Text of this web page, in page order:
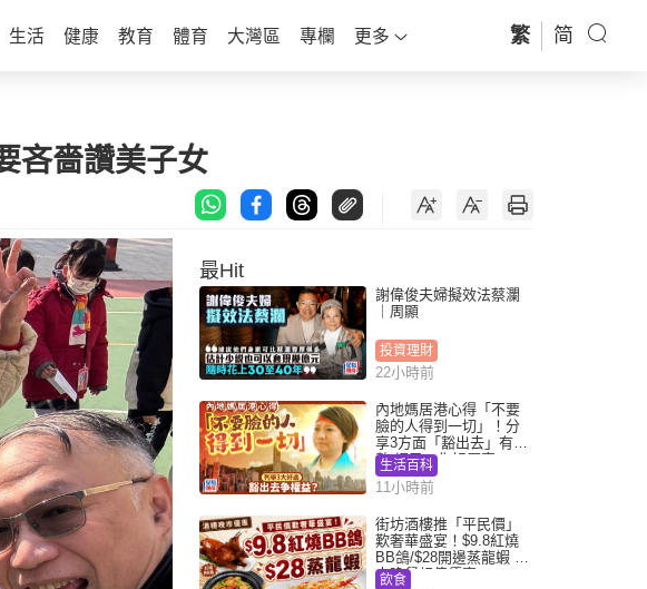
生活 健康 教育 體育 大灣區 專欄 更多 繁 简
吝嗇讚美子女
最Hit
謝偉俊夫婦擬效法蔡瀾
｜周顯
投資理財
22小時前
內地媽居港心得「不要
臉的人得到一切」！分
享3方面「豁出去」有著
數 網民：你好厲害
生活百科
11小時前
街坊酒樓推「平民價」
歎奢華盛宴！$9.8紅燒
BB鴿/$28開邊蒸龍蝦 3
大晚餐超值優惠
飲食